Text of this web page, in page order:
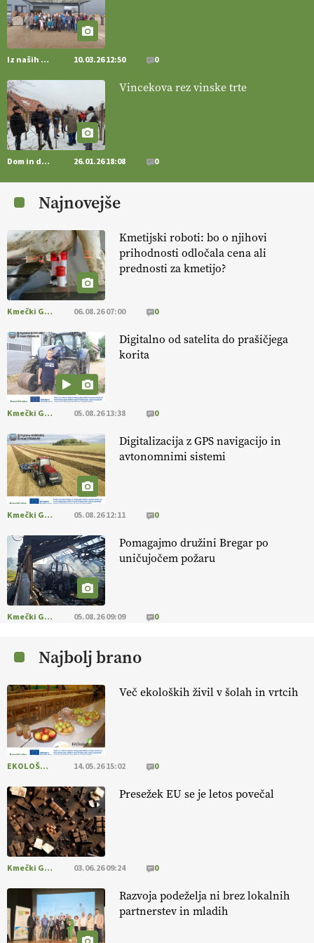
vlaga.
VEČ
https://t.co/qmMX2yevum @EUAgri #IMCAP #CAP
https://t.co/dDwsipE645
[EKOloško = LOGIČNO ] Mulčer
– naravna pot do zdravih tal
. VEČ
https://t.co/J7RkeaYpYu @EUAgri #IMCAP #CAP
https://t.co/RVG0FzcQN6
varnost,
okolje in kakovost življenja. VEČ
https://t.co/K0USFPJ5fJ @EUAgri #IMCAP #CAP
https://t.co/vcHhoOixHy
14.07.2026
[EKOloško = LOGIČNO ]
Danes ni pomembna le količina hrane,
ampak tudi način njene pridelave
@EUAgri #imcap #cap #blog https://t.co/2sllAmcKwG
[EKOloško = LOGIČNO
prilagojene sorte
so temelj uspešne ekološke pridelave.
https://t.co/OQSsax7l8V @EUAgri #IMCAP #CAP
https://t.co/PAL0zlhVia
[EKOloško = LOGIČNO
aronije
v dobrem desetletju zrasla v uspešno kmetijsko in
podjetniško zgodbo.
#IMCAP #CAP https://t.co/xp1oihBDaJ
[EKOloško = LOGIČNO
v tujini
. Zato je ekološka pridelava odlična priložnost za slovenske
vinarje
. VEČ
https://t.co/XAe9EbeAbK @EUAgri #IMCAP #CAP
https://t.co/01qpoeLyNP
kmetijstva in uspešno prenovo kmetij
. VEČ
https://t.co/RRn8unbwXp @EUAgri #IMCAP #CAP
https://t.co/mnLHFv2VuP
Ekološka reja kokoši skrbi za živali
, okolje
in kakovostna jajca . VEČ
https://t.co/PX49GVsP1M
@EUAgri #IMCAP #CAP https://t.co/a1xatzEeid
Iz naših krajev 10.03.26 12:50 0
Vincekova rez vinske trte
Dom in družina 26.01.26 18:08 0
Najnovejše
Kmetijski roboti: bo o njihovi
prihodnosti odločala cena ali
prednosti za kmetijo?
Kmečki Glas 06.08.26 07:00 0
Digitalno od satelita do prašičjega
korita
Kmečki Glas 05.08.26 13:38 0
Digitalizacija z GPS navigacijo in
avtonomnimi sistemi
Kmečki Glas 05.08.26 12:11 0
Pomagajmo družini Bregar po
uničujočem požaru
Kmečki Glas 05.08.26 09:09 0
Najbolj brano
Več ekoloških živil v šolah in vrtcih
EKOLOŠKO LOGIČNO 14.05.26 15:02 0
Presežek EU se je letos povečal
Kmečki Glas 03.06.26 09:24 0
Razvoja podeželja ni brez lokalnih
partnerstev in mladih